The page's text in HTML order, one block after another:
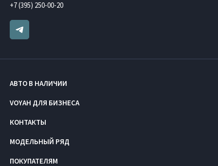
+7 (395) 250-00-20
АВТО В НАЛИЧИИ
VOYAH ДЛЯ БИЗНЕСА
КОНТАКТЫ
МОДЕЛЬНЫЙ РЯД
ПОКУПАТЕЛЯМ